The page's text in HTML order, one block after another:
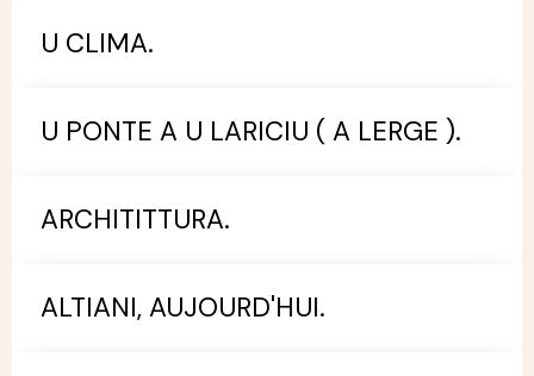
U CLIMA.
U PONTE A U LARICIU ( A LERGE ).
ARCHITITTURA.
ALTIANI, AUJOURD'HUI.